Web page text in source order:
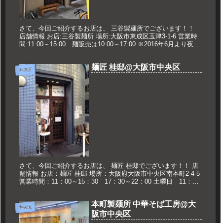
さて、今回ご紹介するお店は、 三谷製麺所でございます！！
店舗情報 お店:三谷製麺所 場所:大阪市東成区玉津3-1-6 営業時
間:11:00～15:00 麺販売は10:00～17:00 ※2016年6月より夜営
中央区 麺匠 桂邸@大阪市中央区
さて、今回ご紹介するお店は、 麺匠 桂邸でございます！！ 店
舗情報 お店：麺匠 桂邸 場所：大阪府大阪市中央区南本町2-4-5
営業時間：11：00～15：30 17：30～22：00 土曜日 11：00
中央区
本町製麺所 中華そば工房@大
阪市中央区